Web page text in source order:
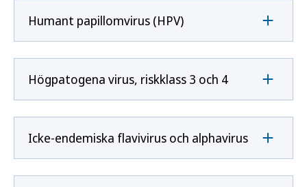
Humant papillomvirus (HPV)
Högpatogena virus, riskklass 3 och 4
Icke-endemiska flavivirus och alphavirus